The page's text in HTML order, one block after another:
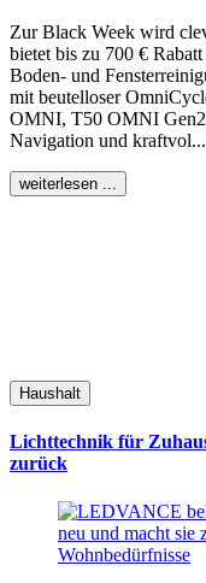
Zur Black Week wird
bietet bis zu 700 €
Boden- und
mit beutelloser
OMNI, T50 OMNI
Navigation und kraftvol...
weiterlesen ...
Haushalt
Lichttechnik für
zurück